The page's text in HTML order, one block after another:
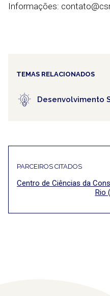
Informações:
TEMAS RELACIONADOS
Desenvolvimento
PARCEIROS CITADOS
Centro de Ciências da
Rio